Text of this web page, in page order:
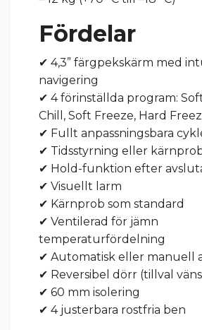
Fördelar
✔ 4,3” färgpekskärm med
navigering
✔ 4 förinställda program:
Chill, Soft Freeze, Hard
✔ Fullt anpassningsbara
✔ Tidsstyrning eller
✔ Hold-funktion efter
✔ Visuellt larm
✔ Kärnprob som standard
✔ Ventilerad för jämn
temperaturfördelning
✔ Automatisk eller manuell
✔ Reversibel dörr (tillval
✔ 60 mm isolering
✔ 4 justerbara rostfria ben